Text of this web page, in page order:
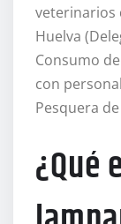
veterinarios
Huelva
Consumo
con
Pesquera
¿Qué